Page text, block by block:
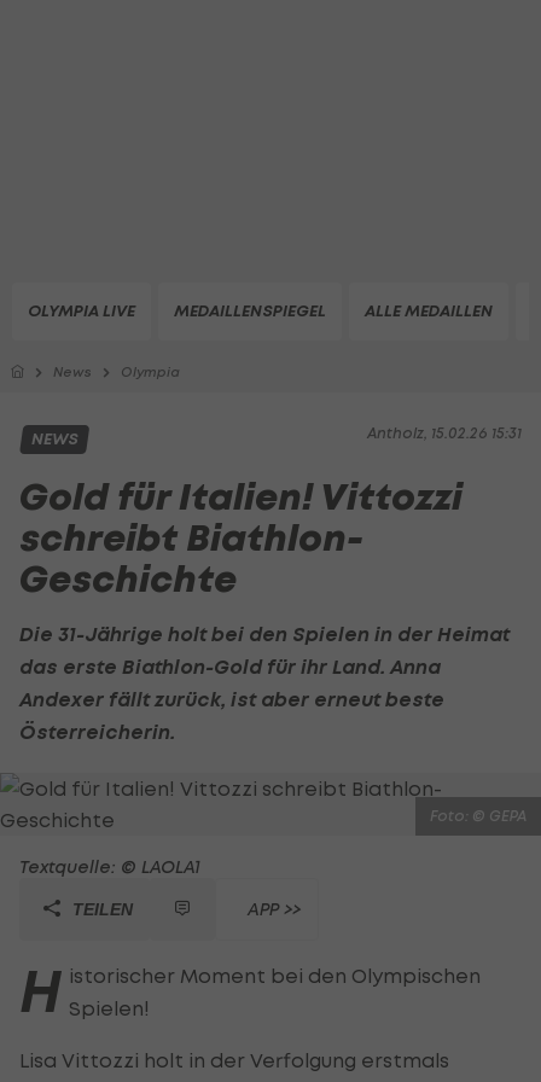
OLYMPIA LIVE MEDAILLENSPIEGEL ALLE MEDAILLEN
News Olympia
Antholz, 15.02.26 15:31
NEWS
Gold für Italien! Vittozzi
schreibt Biathlon-
Geschichte
Die 31-Jährige holt bei den Spielen in der Heimat
das erste Biathlon-Gold für ihr Land. Anna
Andexer fällt zurück, ist aber erneut beste
Österreicherin.
Foto: © GEPA
Textquelle: © LAOLA1
TEILEN APP >>
H istorischer Moment bei den Olympischen
Spielen!
Lisa Vittozzi holt in der Verfolgung erstmals